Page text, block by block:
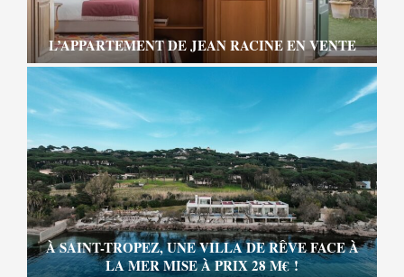
L’APPARTEMENT DE JEAN RACINE EN VENTE
À SAINT-TROPEZ, UNE VILLA DE RÊVE FACE À
LA MER MISE À PRIX 28 M€ !